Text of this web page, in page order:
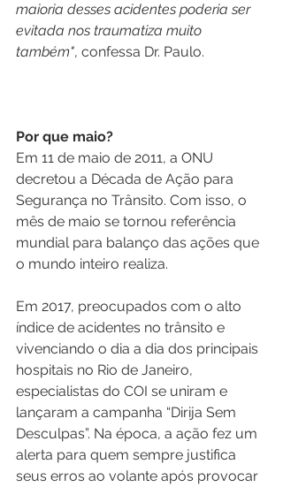
maioria desses acidentes poderia ser
evitada nos traumatiza muito
também", confessa Dr. Paulo.
Por que maio?
Em 11 de maio de 2011, a ONU
decretou a Década de Ação para
Segurança no Trânsito. Com isso, o
mês de maio se tornou referência
mundial para balanço das ações que
o mundo inteiro realiza.
Em 2017, preocupados com o alto
índice de acidentes no trânsito e
vivenciando o dia a dia dos principais
hospitais no Rio de Janeiro,
especialistas do COI se uniram e
lançaram a campanha “Dirija Sem
Desculpas”. Na época, a ação fez um
alerta para quem sempre justifica
seus erros ao volante após provocar